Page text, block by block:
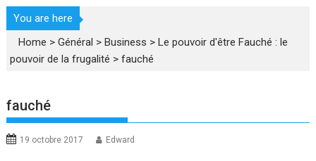
You are here
Home >Général >Business >Le pouvoir d'être Fauché : le
pouvoir de la frugalité >fauché
fauché
19 octobre 2017 Edward